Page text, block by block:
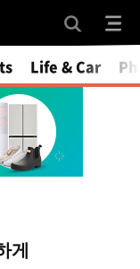
Mute
Life & Car
게